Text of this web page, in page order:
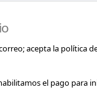
acepta la política
el pago para